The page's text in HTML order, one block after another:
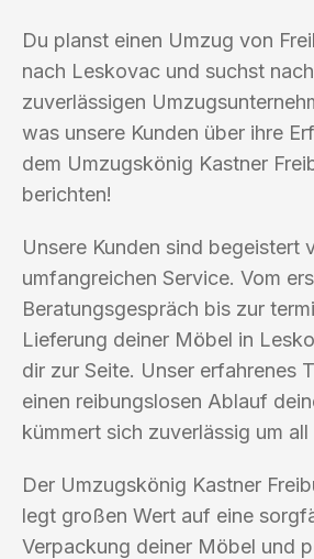
Du planst einen Umzug von
nach Leskovac und suchst
zuverlässigen
was unsere Kunden über ihre
dem Umzugskönig Kastner
berichten!
Unsere Kunden sind begeistert
umfangreichen Service. Vom
Beratungsgespräch bis zur
Lieferung deiner Möbel in
dir zur Seite. Unser erfahrenes
einen reibungslosen Ablauf
kümmert sich zuverlässig um all
Der Umzugskönig Kastner
legt großen Wert auf eine
Verpackung deiner Möbel und